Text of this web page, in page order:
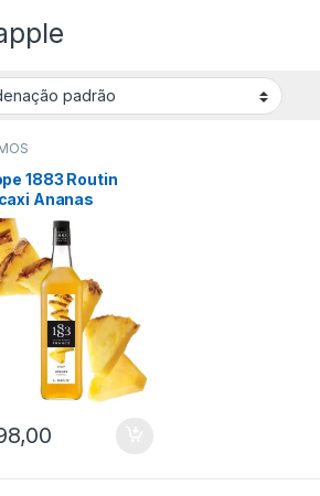
1883 Routin
Ananas
1000ml